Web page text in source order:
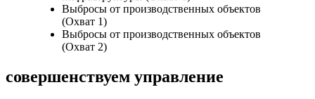
Выбросы от производственных объектов
(Охват 1)
Выбросы от производственных объектов
(Охват 2)
совершенствуем управление